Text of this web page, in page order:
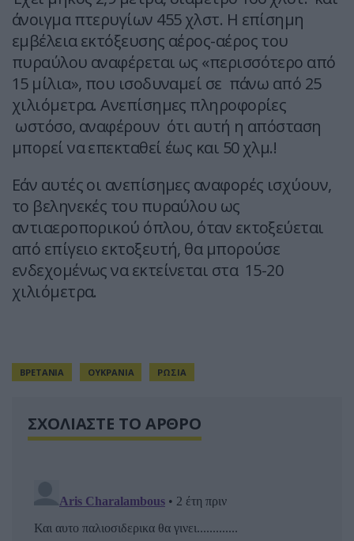
άνοιγμα πτερυγίων 455 χλστ. Η επίσημη
εμβέλεια εκτόξευσης αέρος-αέρος του
πυραύλου αναφέρεται ως «περισσότερο από
15 μίλια», που ισοδυναμεί σε πάνω από 25
χιλιόμετρα. Ανεπίσημες πληροφορίες
ωστόσο, αναφέρουν ότι αυτή η απόσταση
μπορεί να επεκταθεί έως και 50 χλμ.!
Εάν αυτές οι ανεπίσημες αναφορές ισχύουν,
το βεληνεκές του πυραύλου ως
αντιαεροπορικού όπλου, όταν εκτοξεύεται
από επίγειο εκτοξευτή, θα μπορούσε
ενδεχομένως να εκτείνεται στα 15-20
χιλιόμετρα.
ΒΡΕΤΑΝΙΑ ΟΥΚΡΑΝΙΑ ΡΩΣΙΑ
ΣΧΟΛΙΑΣΤΕ ΤΟ ΑΡΘΡΟ